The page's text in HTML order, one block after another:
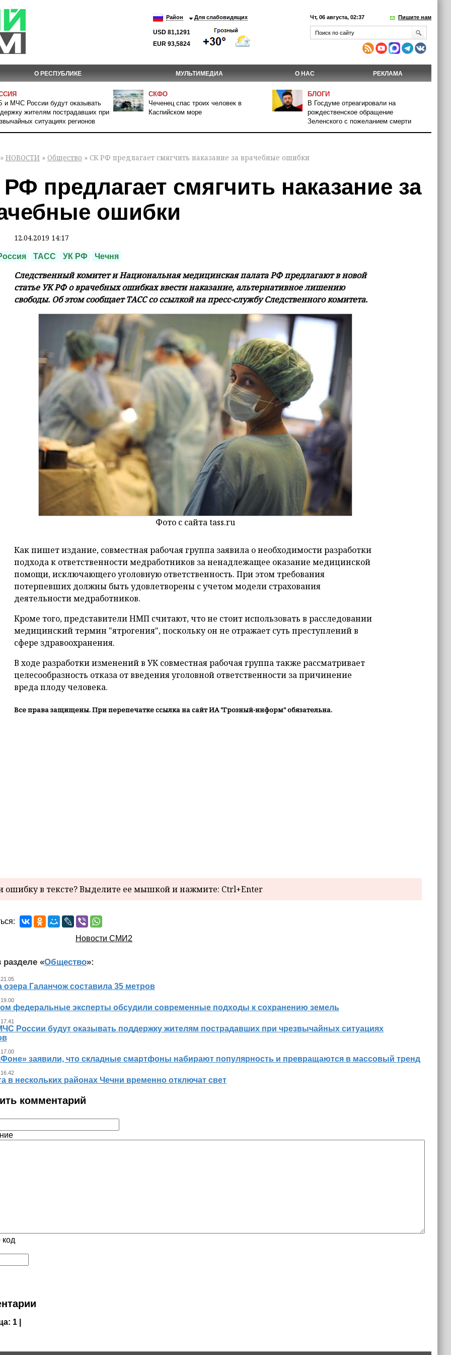
Район Для слабовидящих
USD 81,1291
EUR 93,5824
Чт, 06 августа, 02:37 Пишите нам
О РЕСПУБЛИКЕ МУЛЬТИМЕДИА О НАС РЕКЛАМА
и МЧС России будут оказывать
жителям пострадавших при
ситуациях регионов
СКФО
Чеченец спас троих человек в
Каспийском море
БЛОГИ
В Госдуме отреагировали на
рождественское обращение
Зеленского с пожеланием смерти
» НОВОСТИ » Общество » СК РФ предлагает смягчить наказание за врачебные ошибки
предлагает смягчить наказание за
ошибки
12.04.2019 14:17
ТАСС УК РФ Чечня
Следственный комитет и Национальная медицинская палата РФ предлагают в новой
статье УК РФ о врачебных ошибках ввести наказание, альтернативное лишению
свободы. Об этом сообщает ТАСС со ссылкой на пресс-службу Следственного комитета.
Фото с сайта tass.ru
Как пишет издание, совместная рабочая группа заявила о необходимости разработки
подхода к ответственности медработников за ненадлежащее оказание медицинской
помощи, исключающего уголовную ответственность. При этом требования
потерпевших должны быть удовлетворены с учетом модели страхования
деятельности медработников.
Кроме того, представители НМП считают, что не стоит использовать в расследовании
медицинский термин "ятрогения", поскольку он не отражает суть преступлений в
сфере здравоохранения.
В ходе разработки изменений в УК совместная рабочая группа также рассматривает
целесообразность отказа от введения уголовной ответственности за причинение
вреда плоду человека.
Все права защищены. При перепечатке ссылка на сайт ИА "Грозный-информ" обязательна.
в тексте? Выделите ее мышкой и нажмите: Ctrl+Enter
Новости СМИ2
разделе «Общество»:
озера Галанчож составила 35 метров
федеральные эксперты обсудили современные подходы к сохранению земель
России будут оказывать поддержку жителям пострадавших при чрезвычайных ситуациях
заявили, что складные смартфоны набирают популярность и превращаются в массовый тренд
в нескольких районах Чечни временно отключат свет
комментарий
код
1 |